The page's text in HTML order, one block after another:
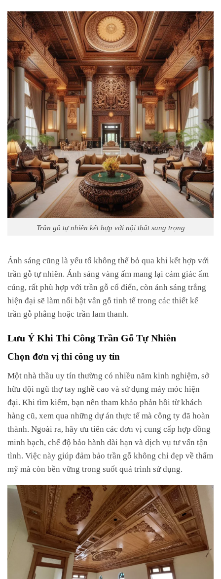
Trần gỗ tự nhiên kết hợp với nội thất sang trọng
Ánh sáng cũng là yếu tố không thể bỏ qua khi kết hợp với
trần gỗ tự nhiên. Ánh sáng vàng ấm mang lại cảm giác ấm
cúng, rất phù hợp với trần gỗ cổ điển, còn ánh sáng trắng
hiện đại sẽ làm nổi bật vân gỗ tinh tế trong các thiết kế
trần gỗ phẳng hoặc trần lam thanh.
Lưu Ý Khi Thi Công Trần Gỗ Tự Nhiên
Chọn đơn vị thi công uy tín
Một nhà thầu uy tín thường có nhiều năm kinh nghiệm, sở
hữu đội ngũ thợ tay nghề cao và sử dụng máy móc hiện
đại. Khi tìm kiếm, bạn nên tham khảo phản hồi từ khách
hàng cũ, xem qua những dự án thực tế mà công ty đã hoàn
thành. Ngoài ra, hãy ưu tiên các đơn vị cung cấp hợp đồng
minh bạch, chế độ bảo hành dài hạn và dịch vụ tư vấn tận
tình. Việc này giúp đảm bảo trần gỗ không chỉ đẹp về thẩm
mỹ mà còn bền vững trong suốt quá trình sử dụng.